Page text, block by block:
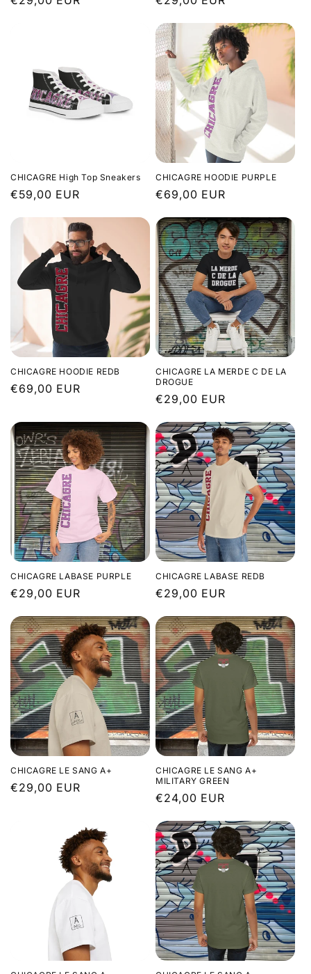
CHICAGRE High Top Sneakers
Prix
€59,00 EUR
CHICAGRE HOODIE PURPLE
Prix
€69,00 EUR
CHICAGRE HOODIE REDB
Prix
€69,00 EUR
CHICAGRE LA MERDE C DE LA
DROGUE
Prix
€29,00 EUR
CHICAGRE LABASE PURPLE
Prix
€29,00 EUR
CHICAGRE LABASE REDB
Prix
€29,00 EUR
CHICAGRE LE SANG A+
Prix
€29,00 EUR
CHICAGRE LE SANG A+
MILITARY GREEN
Prix
€24,00 EUR